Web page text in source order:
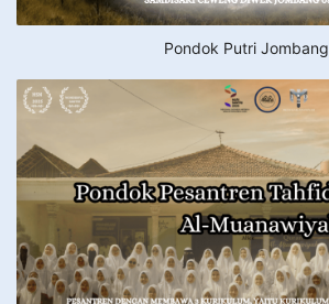
Pondok Putri Jombang